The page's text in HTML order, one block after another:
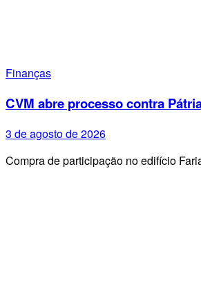
Finanças
CVM abre processo contra
3 de agosto de 2026
Compra de participação no edifício